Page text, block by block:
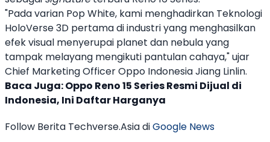
"Pada varian Pop White, kami menghadirkan Teknologi
HoloVerse 3D pertama di industri yang menghasilkan
efek visual menyerupai planet dan nebula yang
tampak melayang mengikuti pantulan cahaya," ujar
Chief Marketing OfficerOppo Indonesia Jiang Linlin.
Baca Juga:Oppo Reno 15 Series Resmi Dijual di
Indonesia, Ini Daftar Harganya
Follow Berita Techverse.Asia diGoogle News